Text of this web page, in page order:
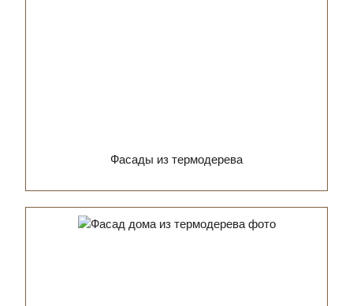
Фасады из термодерева